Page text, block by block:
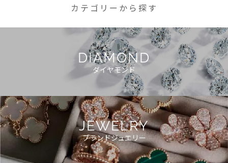
カテゴリーから探す
DIAMOND
ダイヤモンド
JEWELRY
ブランドジュエリー